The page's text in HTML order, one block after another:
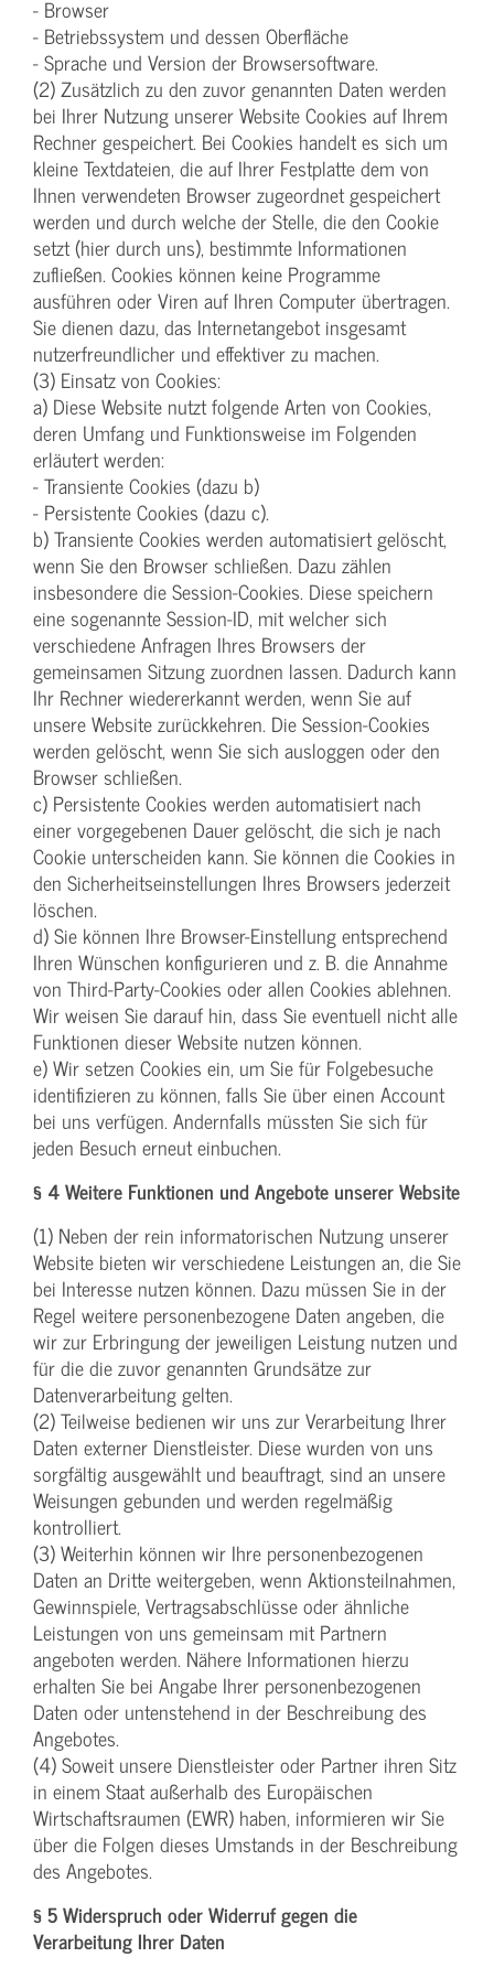
- Browser
- Betriebssystem und dessen Oberfläche
- Sprache und Version der Browsersoftware.
(2) Zusätzlich zu den zuvor genannten Daten werden
bei Ihrer Nutzung unserer Website Cookies auf Ihrem
Rechner gespeichert. Bei Cookies handelt es sich um
kleine Textdateien, die auf Ihrer Festplatte dem von
Ihnen verwendeten Browser zugeordnet gespeichert
werden und durch welche der Stelle, die den Cookie
setzt (hier durch uns), bestimmte Informationen
zufließen. Cookies können keine Programme
ausführen oder Viren auf Ihren Computer übertragen.
Sie dienen dazu, das Internetangebot insgesamt
nutzerfreundlicher und effektiver zu machen.
(3) Einsatz von Cookies:
a) Diese Website nutzt folgende Arten von Cookies,
deren Umfang und Funktionsweise im Folgenden
erläutert werden:
- Transiente Cookies (dazu b)
- Persistente Cookies (dazu c).
b) Transiente Cookies werden automatisiert gelöscht,
wenn Sie den Browser schließen. Dazu zählen
insbesondere die Session-Cookies. Diese speichern
eine sogenannte Session-ID, mit welcher sich
verschiedene Anfragen Ihres Browsers der
gemeinsamen Sitzung zuordnen lassen. Dadurch kann
Ihr Rechner wiedererkannt werden, wenn Sie auf
unsere Website zurückkehren. Die Session-Cookies
werden gelöscht, wenn Sie sich ausloggen oder den
Browser schließen.
c) Persistente Cookies werden automatisiert nach
einer vorgegebenen Dauer gelöscht, die sich je nach
Cookie unterscheiden kann. Sie können die Cookies in
den Sicherheitseinstellungen Ihres Browsers jederzeit
löschen.
d) Sie können Ihre Browser-Einstellung entsprechend
Ihren Wünschen konfigurieren und z. B. die Annahme
von Third-Party-Cookies oder allen Cookies ablehnen.
Wir weisen Sie darauf hin, dass Sie eventuell nicht alle
Funktionen dieser Website nutzen können.
e) Wir setzen Cookies ein, um Sie für Folgebesuche
identifizieren zu können, falls Sie über einen Account
bei uns verfügen. Andernfalls müssten Sie sich für
jeden Besuch erneut einbuchen.
§ 4 Weitere Funktionen und Angebote unserer Website
(1) Neben der rein informatorischen Nutzung unserer
Website bieten wir verschiedene Leistungen an, die Sie
bei Interesse nutzen können. Dazu müssen Sie in der
Regel weitere personenbezogene Daten angeben, die
wir zur Erbringung der jeweiligen Leistung nutzen und
für die die zuvor genannten Grundsätze zur
Datenverarbeitung gelten.
(2) Teilweise bedienen wir uns zur Verarbeitung Ihrer
Daten externer Dienstleister. Diese wurden von uns
sorgfältig ausgewählt und beauftragt, sind an unsere
Weisungen gebunden und werden regelmäßig
kontrolliert.
(3) Weiterhin können wir Ihre personenbezogenen
Daten an Dritte weitergeben, wenn Aktionsteilnahmen,
Gewinnspiele, Vertragsabschlüsse oder ähnliche
Leistungen von uns gemeinsam mit Partnern
angeboten werden. Nähere Informationen hierzu
erhalten Sie bei Angabe Ihrer personenbezogenen
Daten oder untenstehend in der Beschreibung des
Angebotes.
(4) Soweit unsere Dienstleister oder Partner ihren Sitz
in einem Staat außerhalb des Europäischen
Wirtschaftsraumen (EWR) haben, informieren wir Sie
über die Folgen dieses Umstands in der Beschreibung
des Angebotes.
§ 5 Widerspruch oder Widerruf gegen die
Verarbeitung Ihrer Daten